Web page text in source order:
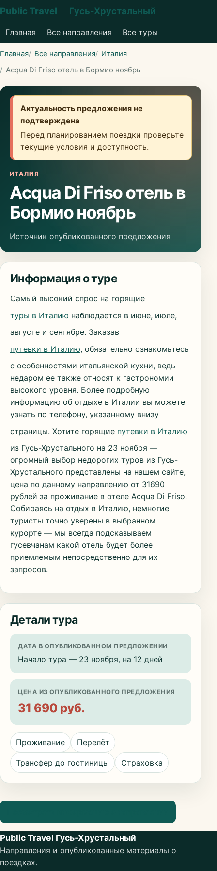
Public Travel Гусь-Хрустальный
Главная Все направления Все туры
Главная Все направления
Италия
Acqua Di Friso отель в Бормио ноябрь
Актуальность предложения не
подтверждена
Перед планированием поездки проверьте
текущие условия и доступность.
ИТАЛИЯ
Acqua Di Friso отель в
Бормио ноябрь
Источник опубликованного предложения
Информация о туре
Самый высокий спрос на горящие
туры в Италию наблюдается в июне, июле,
августе и сентябре. Заказав
путевки в Италию, обязательно ознакомьтесь
с особенностями итальянской кухни, ведь
недаром ее также относят к гастрономии
высокого уровня. Более подробную
информацию об отдыхе в Италии вы можете
узнать по телефону, указанному внизу
страницы. Хотите горящие путевки в Италию
из Гусь-Хрустального на 23 ноября —
огромный выбор недорогих туров из Гусь-
Хрустального представлены на нашем сайте,
цена по данному направлению от 31690
рублей за проживание в отеле Acqua Di Friso.
Собираясь на отдых в Италию, немногие
туристы точно уверены в выбранном
курорте — мы всегда подсказываем
гусевчанам какой отель будет более
приемлемым непосредственно для их
запросов.
Детали тура
ДАТА В ОПУБЛИКОВАННОМ ПРЕДЛОЖЕНИИ
Начало тура — 23 ноября, на 12 дней
ЦЕНА ИЗ ОПУБЛИКОВАННОГО ПРЕДЛОЖЕНИЯ
31 690 руб.
Проживание Перелёт
Трансфер до гостиницы Страховка
Public Travel Гусь-Хрустальный
Направления и опубликованные материалы о
поездках.